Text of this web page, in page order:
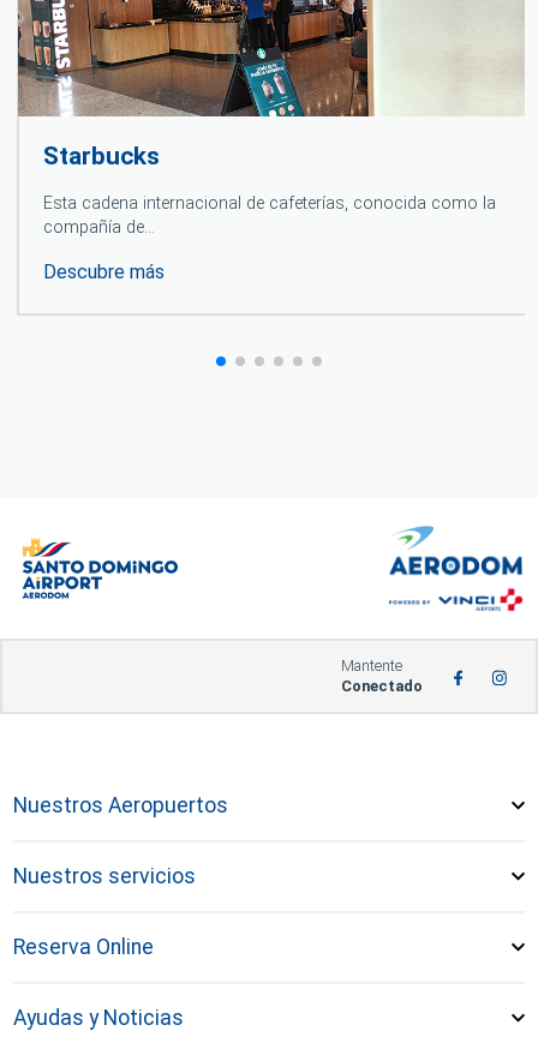
Starbucks
Esta cadena internacional de cafeterías, conocida como la
compañía de…
Descubre más
Mantente
Conectado
Nuestros Aeropuertos
Nuestros servicios
Reserva Online
Ayudas y Noticias